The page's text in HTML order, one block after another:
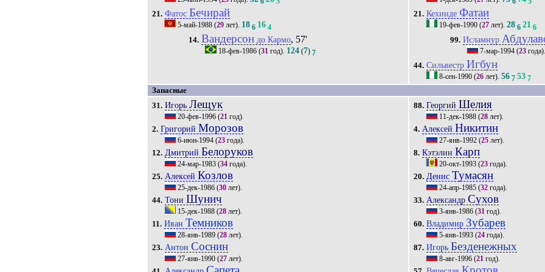
21. ФатосБечирай
5-май-1988 (29 лет). 18 6 16 4
14. Вандерсон до Кармо, 57'
18-фев-1986(31 год). 124(7) 7
21. КехиндеФатаи
19-фев-1990 (27 лет).28 6 21 6
99. Исламнур
7-мар-1994(23года).
44. Сильвестр Игбун
8-сен-1990 (26 лет).56 7 53 7
Запасные
31. ИгорьЛещук
20-фев-1996 (21 год).
2. Григорий Морозов
6-июн-1994 (23 года).
12. Дмитрий Белоруков
24-мар-1983 (34 года).
25. Алексей Козлов
25-дек-1986 (30 лет).
44. Тони Шунич
15-дек-1988 (28 лет).
11. ИванТемников
28-янв-1989 (28 лет).
23. АнтонСоснин
27-янв-1990 (27 лет).
88. Георгий Шелия
11-дек-1988 (28 лет).
4. Алексей Никитин
27-янв-1992 (25 лет).
8. Кэтэлин Карп
20-окт-1993 (23 года).
20. ДенисТумасян
24-апр-1985 (32 года).
33. АлександрСухов
3-янв-1986 (31 год).
60. Владимир Зубарев
5-янв-1993 (24 года).
87. Игорь Безденежных
8-авг-1996 (21 год).